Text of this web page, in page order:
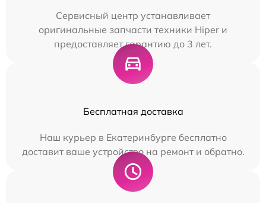
Сервисный центр устанавливает
оригинальные запчасти техники Hiper и
предоставляет гарантию до 3 лет.
Бесплатная доставка
Наш курьер в Екатеринбурге бесплатно
доставит ваше устройство на ремонт и обратно.